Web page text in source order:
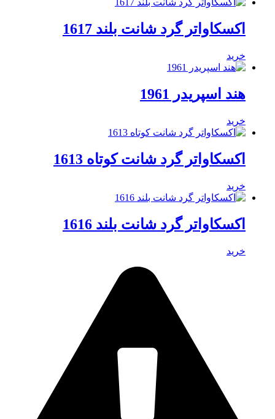
اکسکاواتر گرد شانت بلند 1617
خرید
هند اسپریدر 1961
خرید
اکسکاواتر گرد شانت کوتاه 1613
خرید
اکسکاواتر گرد شانت بلند 1616
خرید